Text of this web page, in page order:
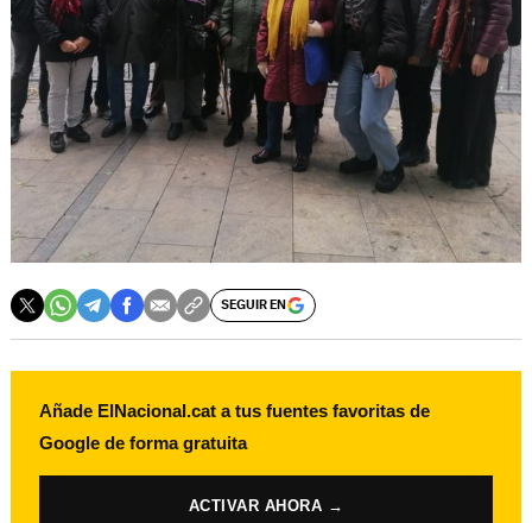
SEGUIR EN
Añade ElNacional.cat a tus fuentes favoritas de
Google de forma gratuita
ACTIVAR AHORA →